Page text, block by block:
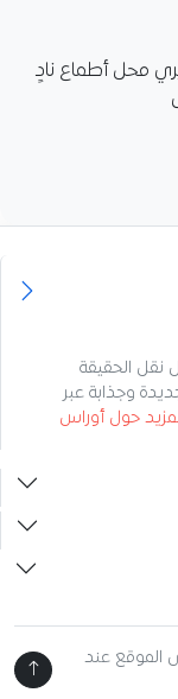
محل أطماع نادٍ
تأسست سنة 2019 تُحاول نقل الحقيقة
وجذابة عبر
حول أوراس
الموقع عند